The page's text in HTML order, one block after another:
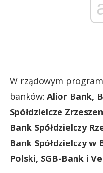
W rządowym
banków: Alior Bank,
Spółdzielcze
Bank Spółdzielczy
Bank Spółdzielczy w
Polski, SGB-Bank i